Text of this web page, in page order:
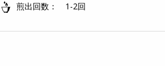
煎出回数
1-2回